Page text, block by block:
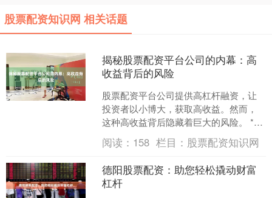
股票配资知识网 相关话题
揭秘股票配资平台公司的内幕：高
收益背后的风险
股票配资平台公司提供高杠杆融资，让
投资者以小博大，获取高收益。然而，
这种高收益背后隐藏着巨大的风险。 **
高杠杆的双刃剑** 配资平台提供的杠杆
率通常很高，这意....
阅读： 158 栏目： 股票配资知识网
德阳股票配资：助您轻松撬动财富
杠杆